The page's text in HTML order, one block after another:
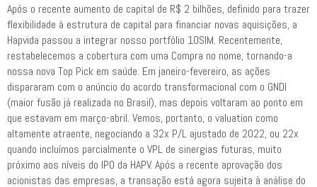
Após o recente aumento de capital de R$ 2 bilhões, definido para trazer
flexibilidade à estrutura de capital para financiar novas aquisições, a
Hapvida passou a integrar nosso portfólio 10SIM. Recentemente,
restabelecemos a cobertura com uma Compra no nome, tornando-a
nossa nova Top Pick em saúde. Em janeiro-fevereiro, as ações
dispararam com o anúncio do acordo transformacional com o GNDI
(maior fusão já realizada no Brasil), mas depois voltaram ao ponto em
que estavam em março-abril. Vemos, portanto, o valuation como
altamente atraente, negociando a 32x P/L ajustado de 2022, ou 22x
quando incluímos parcialmente o VPL de sinergias futuras, muito
próximo aos níveis do IPO da HAPV. Após a recente aprovação dos
acionistas das empresas, a transação está agora sujeita à análise do